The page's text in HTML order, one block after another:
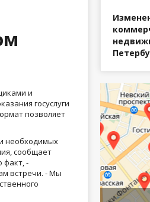
и
госуслуги
позволяет
необходимых
сообщает
факт, -
встречи. - Мы